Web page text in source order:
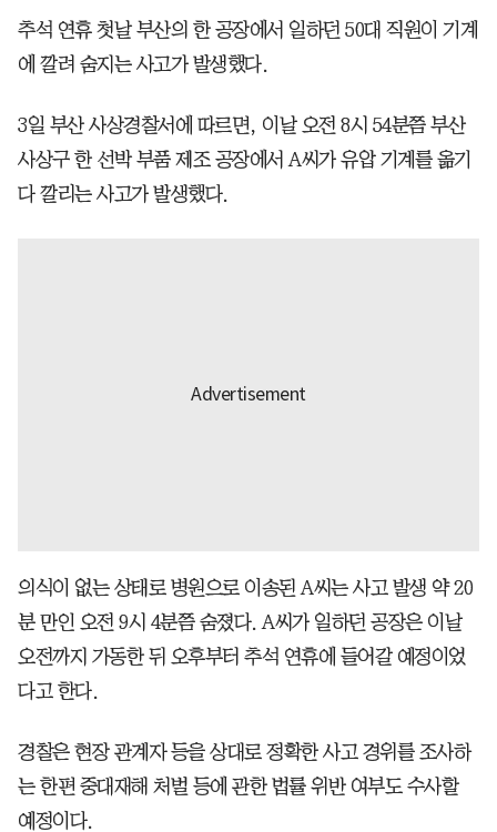
추석 연휴 첫날 부산의 한 공장에서 일하던 50대 직원이 기계
에 깔려 숨지는 사고가 발생했다.
3일 부산 사상경찰서에 따르면, 이날 오전 8시 54분쯤 부산
사상구 한 선박 부품 제조 공장에서 A씨가 유압 기계를 옮기
다 깔리는 사고가 발생했다.
의식이 없는 상태로 병원으로 이송된 A씨는 사고 발생 약 20
분 만인 오전 9시 4분쯤 숨졌다. A씨가 일하던 공장은 이날
오전까지 가동한 뒤 오후부터 추석 연휴에 들어갈 예정이었
다고 한다.
경찰은 현장 관계자 등을 상대로 정확한 사고 경위를 조사하
는 한편 중대재해 처벌 등에 관한 법률 위반 여부도 수사할
예정이다.